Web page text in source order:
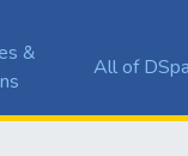
&
All of